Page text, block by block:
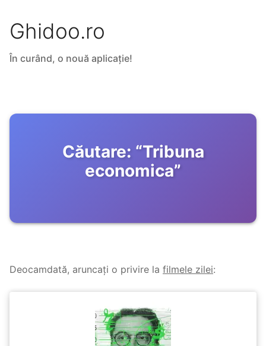
Ghidoo.ro
În curând, o nouă aplicație!
Căutare: “Tribuna
economica”
Deocamdată, aruncați o privire la filmele zilei: